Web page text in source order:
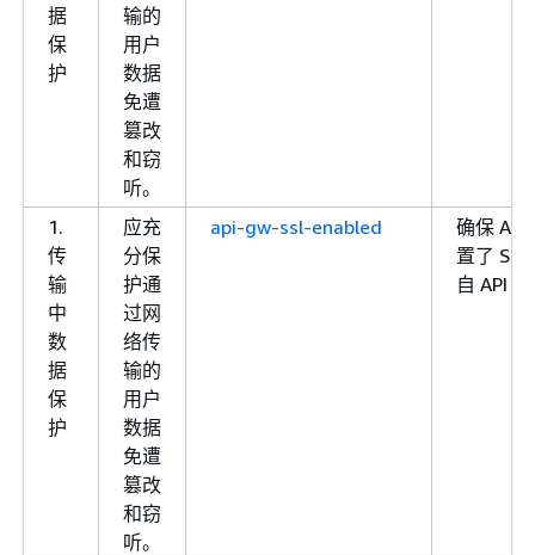
据
保
护
输的
用户
数据
免遭
篡改
和窃
听。
1.
传
输
中
数
据
保
护
应充
分保
护通
过网
络传
输的
用户
数据
免遭
篡改
和窃
听。
api-gw-ssl-enabled
确保
置了
自 API